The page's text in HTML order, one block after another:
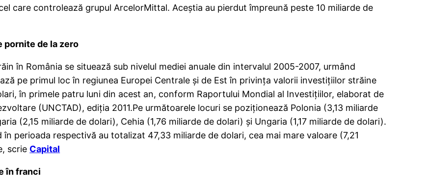
care controlează grupul ArcelorMittal. Aceştia au pierdut împreună peste 10 miliarde de
pornite de la zero
în România se situează sub nivelul mediei anuale din intervalul 2005-2007, urmând
pe primul loc în regiunea Europei Centrale şi de Est în privinţa valorii investiţiilor străine
în primele patru luni din acest an, conform Raportului Mondial al Investiţiilor, elaborat de
(UNCTAD), ediţia 2011.Pe următoarele locuri se poziționează Polonia (3,13 miliarde
(2,15 miliarde de dolari), Cehia (1,76 miliarde de dolari) și Ungaria (1,17 miliarde de dolari).
perioada respectivă au totalizat 47,33 miliarde de dolari, cea mai mare valoare (7,21
scrie Capital
în franci